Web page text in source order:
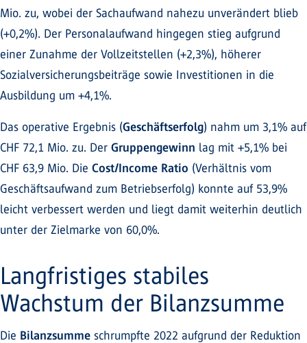
Mio. zu, wobei der Sachaufwand nahezu unverändert blieb
(+0,2%). Der Personalaufwand hingegen stieg aufgrund
einer Zunahme der Vollzeitstellen (+2,3%), höherer
Sozialversicherungsbeiträge sowie Investitionen in die
Ausbildung um +4,1%.
Das operative Ergebnis (Geschäftserfolg) nahm um 3,1% auf
CHF 72,1 Mio. zu. Der Gruppengewinn lag mit +5,1% bei
CHF 63,9 Mio. Die Cost/Income Ratio (Verhältnis vom
Geschäftsaufwand zum Betriebserfolg) konnte auf 53,9%
leicht verbessert werden und liegt damit weiterhin deutlich
unter der Zielmarke von 60,0%.
Langfristiges stabiles
Wachstum der Bilanzsumme
Die Bilanzsumme schrumpfte 2022 aufgrund der Reduktion